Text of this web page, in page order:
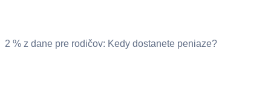
2 % z dane pre rodičov: Kedy dostanete peniaze?